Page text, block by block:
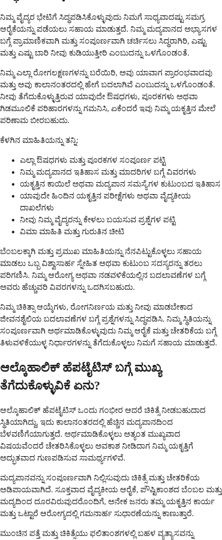
ನಿಮ್ಮ ವೈದ್ಯರ ಭೇಟಿಗೆ ಸಿದ್ಧಪಡಿಸಿಕೊಳ್ಳುವುದು ನಿಮಗೆ ಸಾಧ್ಯವಾದಷ್ಟು ಸಮಗ್ರ
ಆರೈಕೆಯನ್ನು ಪಡೆಯಲು ಸಹಾಯ ಮಾಡುತ್ತದೆ. ನಿಮ್ಮ ಮದ್ಯಪಾನದ ಅಭ್ಯಾಸಗಳ
ಬಗ್ಗೆ ಪ್ರಾಮಾಣಿಕವಾಗಿ ಮತ್ತು ಸಂಪೂರ್ಣವಾಗಿ ಚರ್ಚಿಸಲು ಸಿದ್ಧರಾಗಿರಿ, ಎಷ್ಟು
ಮತ್ತು ಎಷ್ಟು ಬಾರಿ ನೀವು ಕುಡಿಯುತ್ತೀರಿ ಎಂಬುದನ್ನು ಒಳಗೊಂಡಂತೆ.
ನಿಮ್ಮ ಎಲ್ಲಾ ರೋಗಲಕ್ಷಣಗಳನ್ನು ಬರೆಯಿರಿ, ಅವು ಯಾವಾಗ ಪ್ರಾರಂಭವಾದವು
ಮತ್ತು ಅವು ಕಾಲಾನಂತರದಲ್ಲಿ ಹೇಗೆ ಬದಲಾಗಿವೆ ಎಂಬುದನ್ನು ಒಳಗೊಂಡಂತೆ.
ನೀವು ತೆಗೆದುಕೊಳ್ಳುತ್ತಿರುವ ಯಾವುದೇ ಔಷಧಗಳು, ಪೂರಕಗಳು ಅಥವಾ
ಗಿಡಮೂಲಿಕೆ ಪರಿಹಾರಗಳನ್ನು ಗಮನಿಸಿ, ಏಕೆಂದರೆ ಇವು ನಿಮ್ಮ ಯಕೃತ್ತಿನ ಮೇಲೆ
ಪರಿಣಾಮ ಬೀರಬಹುದು.
ಕೆಳಗಿನ ಮಾಹಿತಿಯನ್ನು ತನ್ನಿ:
ಎಲ್ಲಾ ಔಷಧಗಳು ಮತ್ತು ಪೂರಕಗಳ ಸಂಪೂರ್ಣ ಪಟ್ಟಿ
ನಿಮ್ಮ ಮದ್ಯಪಾನದ ಇತಿಹಾಸ ಮತ್ತು ಮಾದರಿಗಳ ಬಗ್ಗೆ ವಿವರಗಳು
ಯಕೃತ್ತಿನ ಕಾಯಿಲೆ ಅಥವಾ ಮದ್ಯಪಾನ ಸಮಸ್ಯೆಗಳ ಕುಟುಂಬದ ಇತಿಹಾಸ
ಯಾವುದೇ ಹಿಂದಿನ ಯಕೃತ್ತಿನ ಪರೀಕ್ಷೆಗಳು ಅಥವಾ ವೈದ್ಯಕೀಯ
ದಾಖಲೆಗಳು
ನೀವು ನಿಮ್ಮ ವೈದ್ಯರನ್ನು ಕೇಳಲು ಬಯಸುವ ಪ್ರಶ್ನೆಗಳ ಪಟ್ಟಿ
ವಿಮಾ ಮಾಹಿತಿ ಮತ್ತು ಗುರುತಿನ ಚೀಟಿ
ಬೆಂಬಲಕ್ಕಾಗಿ ಮತ್ತು ಪ್ರಮುಖ ಮಾಹಿತಿಯನ್ನು ನೆನಪಿಟ್ಟುಕೊಳ್ಳಲು ಸಹಾಯ
ಮಾಡಲು ಒಬ್ಬ ವಿಶ್ವಾಸಾರ್ಹ ಸ್ನೇಹಿತ ಅಥವಾ ಕುಟುಂಬ ಸದಸ್ಯರನ್ನು ತರಲು
ಪರಿಗಣಿಸಿ. ನಿಮ್ಮ ಆರೋಗ್ಯ ಅಥವಾ ನಡವಳಿಕೆಯಲ್ಲಿನ ಬದಲಾವಣೆಗಳ ಬಗ್ಗೆ
ಅವರು ಹೆಚ್ಚುವರಿ ವಿವರಗಳನ್ನು ಒದಗಿಸಬಹುದು.
ನಿಮ್ಮ ಚಿಕಿತ್ಸಾ ಆಯ್ಕೆಗಳು, ರೋಗನಿರ್ಣಯ ಮತ್ತು ನೀವು ಮಾಡಬೇಕಾದ
ಜೀವನಶೈಲಿಯ ಬದಲಾವಣೆಗಳ ಬಗ್ಗೆ ಪ್ರಶ್ನೆಗಳನ್ನು ಸಿದ್ಧಪಡಿಸಿ. ನಿಮ್ಮ ಸ್ಥಿತಿಯನ್ನು
ಸಂಪೂರ್ಣವಾಗಿ ಅರ್ಥಮಾಡಿಕೊಳ್ಳುವುದು ನಿಮ್ಮ ಆರೈಕೆ ಮತ್ತು ಚೇತರಿಕೆಯ ಬಗ್ಗೆ
ತಿಳುವಳಿಕೆಯುಳ್ಳ ನಿರ್ಧಾರಗಳನ್ನು ತೆಗೆದುಕೊಳ್ಳಲು ನಿಮಗೆ ಸಹಾಯ ಮಾಡುತ್ತದೆ.
ಆಲ್ಕೊಹಾಲಿಕ್ ಹೆಪಟೈಟಿಸ್ ಬಗ್ಗೆ ಮುಖ್ಯ
ತೆಗೆದುಕೊಳ್ಳುವಿಕೆ ಏನು?
ಆಲ್ಕೊಹಾಲಿಕ್ ಹೆಪಟೈಟಿಸ್ ಒಂದು ಗಂಭೀರ ಆದರೆ ಚಿಕಿತ್ಸೆ ನೀಡಬಹುದಾದ
ಸ್ಥಿತಿಯಾಗಿದ್ದು, ಇದು ಕಾಲಾನಂತರದಲ್ಲಿ ಹೆಚ್ಚಿನ ಮದ್ಯಪಾನದಿಂದ
ಬೆಳವಣಿಗೆಯಾಗುತ್ತದೆ. ಅರ್ಥಮಾಡಿಕೊಳ್ಳಲು ಅತ್ಯಂತ ಮುಖ್ಯವಾದ
ವಿಷಯವೆಂದರೆ ಚೇತರಿಸಿಕೊಳ್ಳಲು ಅವಕಾಶ ನೀಡಿದಾಗ ನಿಮ್ಮ ಯಕೃತ್ತಿಗೆ
ಅದ್ಭುತವಾದ ಗುಣಪಡಿಸುವ ಸಾಮರ್ಥ್ಯಗಳಿವೆ.
ಮದ್ಯಪಾನವನ್ನು ಸಂಪೂರ್ಣವಾಗಿ ನಿಲ್ಲಿಸುವುದು ಚಿಕಿತ್ಸೆ ಮತ್ತು ಚೇತರಿಕೆಯ
ಅಡಿಪಾಯವಾಗಿದೆ. ಸೂಕ್ತವಾದ ವೈದ್ಯಕೀಯ ಆರೈಕೆ, ಪೌಷ್ಟಿಕಾಂಶದ ಬೆಂಬಲ ಮತ್ತು
ಮದ್ಯದಿಂದ ದೂರವಿರುವುದರೊಂದಿಗೆ, ಅನೇಕ ಜನರು ತಮ್ಮ ಯಕೃತ್ತಿನ ಕಾರ್ಯ
ಮತ್ತು ಒಟ್ಟಾರೆ ಆರೋಗ್ಯದಲ್ಲಿ ಗಮನಾರ್ಹ ಸುಧಾರಣೆಯನ್ನು ಕಾಣುತ್ತಾರೆ.
ಮುಂಚಿನ ಪತ್ತೆ ಮತ್ತು ಚಿಕಿತ್ಸೆಯು ಫಲಿತಾಂಶಗಳಲ್ಲಿ ಬಹಳ ವ್ಯತ್ಯಾಸವನ್ನು